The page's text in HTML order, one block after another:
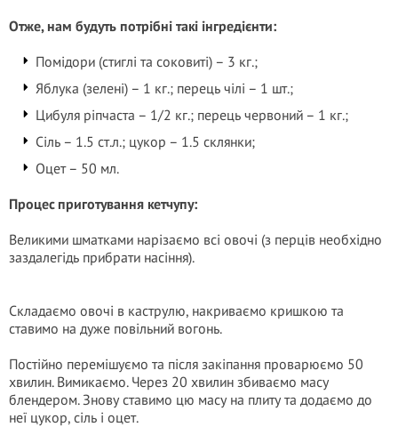
Отже, нам будуть потрібні такі інгредієнти:
Помідори (стиглі та соковиті) – 3 кг.;
Яблука (зелені) – 1 кг.; перець чілі – 1 шт.;
Цибуля ріпчаста – 1/2 кг.; перець червоний – 1 кг.;
Сіль – 1.5 ст.л.; цукор – 1.5 склянки;
Оцет – 50 мл.
Процес приготування кетчупу:
Великими шматками нарізаємо всі овочі (з перців необхідно
заздалегідь прибрати насіння).
Складаємо овочі в каструлю, накриваємо кришкою та
ставимо на дуже повільний вогонь.
Постійно перемішуємо та після закіпання проварюємо 50
хвилин. Вимикаємо. Через 20 хвилин збиваємо масу
блендером. Знову ставимо цю масу на плиту та додаємо до
неї цукор, сіль і оцет.